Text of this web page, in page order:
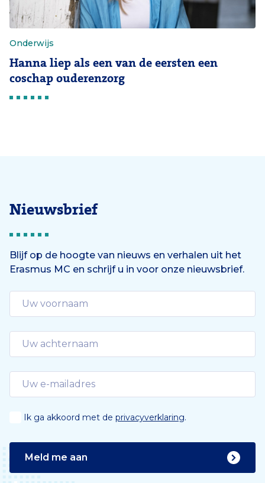
Onderwijs
Hanna liep als een van de eersten een
coschap ouderenzorg
Nieuwsbrief
Blijf op de hoogte van nieuws en verhalen uit het
Erasmus MC en schrijf u in voor onze nieuwsbrief.
Ik ga akkoord met de privacyverklaring.
Meld me aan